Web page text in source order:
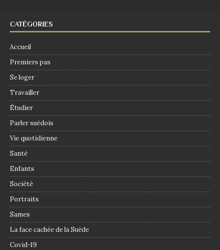
CATÉGORIES
Accueil
Premiers pas
Se loger
Travailler
Étudier
Parler suédois
Vie quotidienne
Santé
Enfants
Société
Portraits
Sames
La face cachée de la Suède
Covid-19